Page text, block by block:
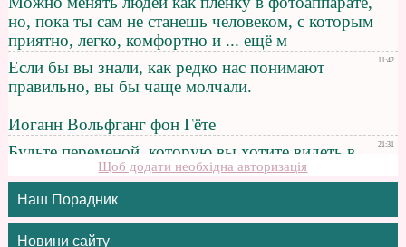
Щоб додати необхідна авторизація
Наш Порадник
Новини сайту